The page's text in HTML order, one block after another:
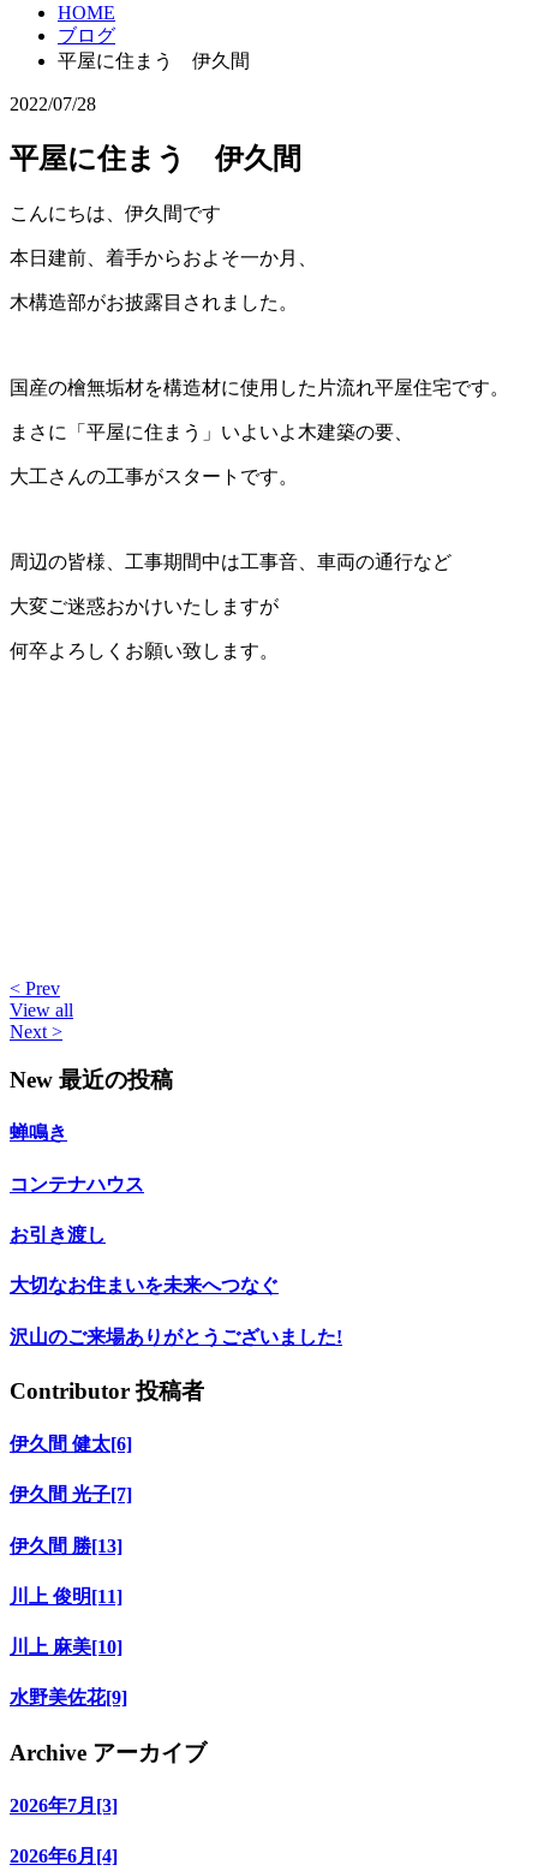
HOME
ブログ
平屋に住まう 伊久間
2022/07/28
平屋に住まう 伊久間
こんにちは、伊久間です
本日建前、着手からおよそ一か月、
木構造部がお披露目されました。
国産の檜無垢材を構造材に使用した片流れ平屋住宅です。
まさに「平屋に住まう」いよいよ木建築の要、
大工さんの工事がスタートです。
周辺の皆様、工事期間中は工事音、車両の通行など
大変ご迷惑おかけいたしますが
何卒よろしくお願い致します。
< Prev
View all
Next >
New 最近の投稿
蝉鳴き
コンテナハウス
お引き渡し
大切なお住まいを未来へつなぐ
沢山のご来場ありがとうございました!
Contributor 投稿者
伊久間 健太[6]
伊久間 光子[7]
伊久間 勝[13]
川上 俊明[11]
川上 麻美[10]
水野美佐花[9]
Archive アーカイブ
2026年7月[3]
2026年6月[4]